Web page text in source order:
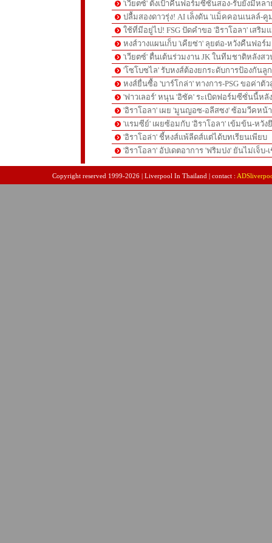
'เวียตซ์' ตั้งเป้าคืนฟอร์มซีซั่นสอง-รับยังมีหล
ปลื้มสองดาวรุ่ง! AI เล็งดัน 'แม็คคอนเนลล์-
ใช้ที่มีอยู่ไป! FSG ปัดคำขอ 'อิราโอลา' เสริม
หงส์วางแผนเก็บ 'เคียซ่า' ลุยต่อ-หวังคืนฟอร์
'เวียตซ์' ตื่นเต้นร่วมงาน JK ในทีมชาติหลังส
'โซโบซไล' รับหงส์ต้องยกระดับการป้องกันลูก
หงส์ยื่นซื้อ 'บาร์โกล่า' ทางการ-PSG ขอค่าตัว
'ฟาวเลอร์' หนุน 'อิซัค' ระเบิดฟอร์มซีซั่นนี้หลั
'อิราโอลา' เผย 'มูนญอซ-อลีสซง' ซ้อมวีคหน้
'แรมซีย์' เผยซ้อมกับ 'อิราโอลา' เข้มข้น-หวั
'อิราโอล่า' ชี้หงส์แพ้ลีดส์แต่ได้บทเรียนเพียบ
'อิราโอลา' อัปเดตอาการ 'ฟริมปง' ยันไม่เจ็บ-
Copyright reserved 1999-2026 | Liverpool In Thailand | contact :